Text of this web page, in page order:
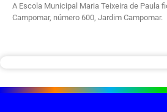
A Escola Municipal Maria Teixeira de Paula
Campomar, número 600, Jardim Campomar.